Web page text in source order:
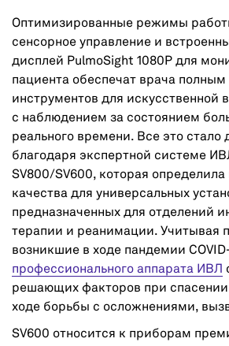
Оптимизированные режимы
сенсорное управление и
дисплей PulmoSight 1080P для
пациента обеспечат врача
инструментов для искусственной
с наблюдением за состоянием
реального времени. Все это стало
благодаря экспертной системе
SV800/SV600, которая
качества для универсальных
предназначенных для отделений
терапии и реанимации. Учитывая
возникшие в ходе пандемии
профессионального аппарата ИВЛ
решающих факторов при спасении
ходе борьбы с осложнениями,
SV600 относится к приборам